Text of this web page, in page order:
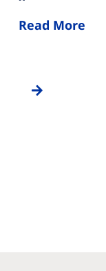
Read More
PREVIOUS